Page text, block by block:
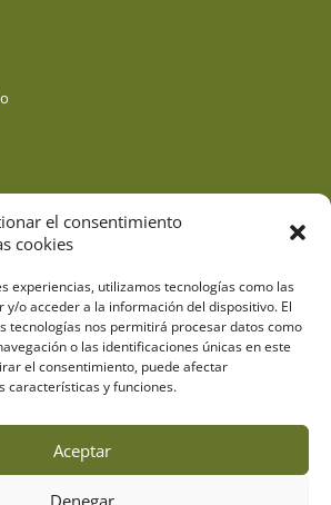
el consentimiento
cookies
experiencias, utilizamos tecnologías como las
y/o acceder a la información del dispositivo. El
tecnologías nos permitirá procesar datos como
o las identificaciones únicas en este
el consentimiento, puede afectar
características y funciones.
Aceptar
Denegar